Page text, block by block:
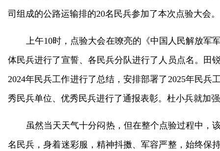
司组成的公路运输排的20名民兵参加了本次点验大会。
上午10时，点验大会在嘹亮的《中国人民解放军
体民兵进行了宣誓、各民兵分队进行了人员点名。田
2024年民兵工作进行了总结，安排部署了2025年民兵
秀民兵单位、优秀民兵进行了通报表彰。杜小兵就加
虽然当天天气十分闷热，但在整个点验过程中，
名民兵，身着迷彩服，精神抖擞、军容严整，始终保